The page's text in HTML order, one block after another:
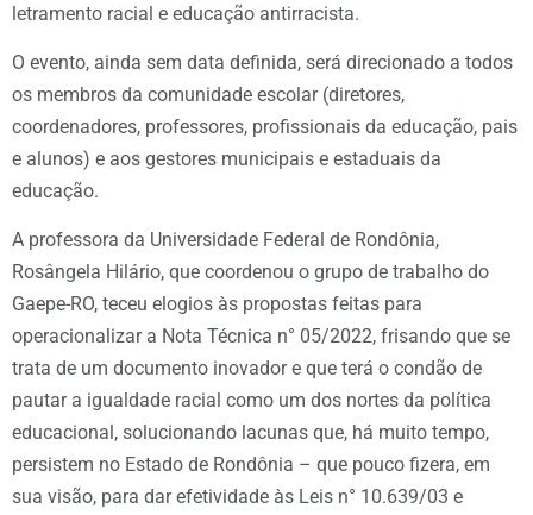
letramento racial e educação antirracista.
O evento, ainda sem data definida, será direcionado a todos
os membros da comunidade escolar (diretores,
coordenadores, professores, profissionais da educação, pais
e alunos) e aos gestores municipais e estaduais da
educação.
A professora da Universidade Federal de Rondônia,
Rosângela Hilário, que coordenou o grupo de trabalho do
Gaepe-RO, teceu elogios às propostas feitas para
operacionalizar a Nota Técnica n° 05/2022, frisando que se
trata de um documento inovador e que terá o condão de
pautar a igualdade racial como um dos nortes da política
educacional, solucionando lacunas que, há muito tempo,
persistem no Estado de Rondônia – que pouco fizera, em
sua visão, para dar efetividade às Leis n° 10.639/03 e